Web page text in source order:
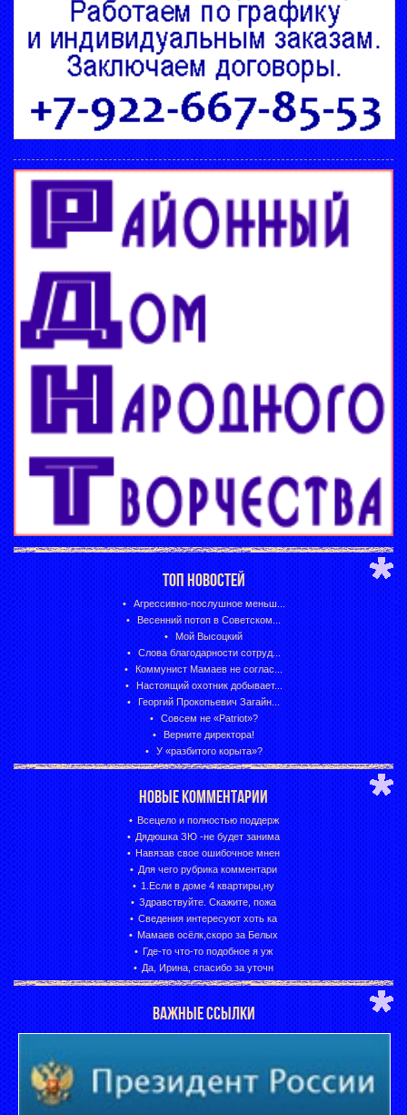
ТОП НОВОСТЕЙ
Агрессивно-послушное меньш...
Весенний потоп в Советском...
Мой Высоцкий
Слова благодарности сотруд...
Коммунист Мамаев не соглас...
Настоящий охотник добывает...
Георгий Прокопьевич Загайн...
Совсем не «Patriot»?
Верните директора!
У «разбитого корыта»?
НОВЫЕ КОММЕНТАРИИ
Всецело и полностью поддерж
Дядюшка ЗЮ -не будет занима
Навязав свое ошибочное мнен
Для чего рубрика комментари
1.Если в доме 4 квартиры,ну
Здравствуйте. Скажите, пожа
Сведения интересуют хоть ка
Мамаев осёлк,скоро за Белых
Где-то что-то подобное я уж
Да, Ирина, спасибо за уточн
ВАЖНЫЕ ССЫЛКИ